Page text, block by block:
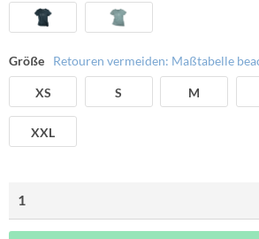
Größe Retouren vermeiden: Maßtabelle
XS S M
XXL